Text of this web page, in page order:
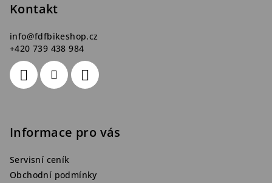
Kontakt
info@fdfbikeshop.cz
+420 739 438 984
Informace pro vás
Servisní ceník
Obchodní podmínky